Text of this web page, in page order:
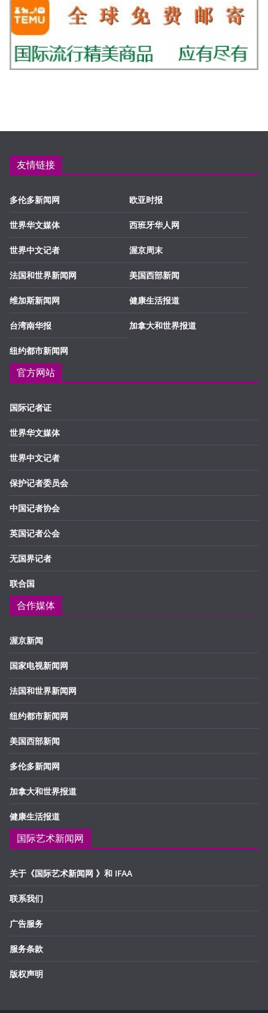
友情链接
多伦多新闻网
世界华文媒体
世界中文记者
法国和世界新闻网
维加斯新闻网
台湾南华报
纽约都市新闻网
欧亚时报
西班牙华人网
渥京周末
美国西部新闻
健康生活报道
加拿大和世界报道
官方网站
国际记者证
世界华文媒体
世界中文记者
保护记者委员会
中国记者协会
英国记者公会
无国界记者
联合国
合作媒体
渥京新闻
国家电视新闻网
法国和世界新闻网
纽约都市新闻网
美国西部新闻
多伦多新闻网
加拿大和世界报道
健康生活报道
国际艺术新闻网
关于《国际艺术新闻网 》和 IFAA
联系我们
广告服务
服务条款
版权声明